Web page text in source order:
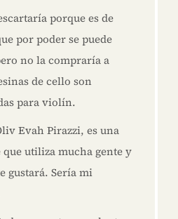
porque es de
por poder se puede
no la compraría a
de cello son
para violín.
Evah Pirazzi, es una
utiliza mucha gente y
gustará. Sería mi